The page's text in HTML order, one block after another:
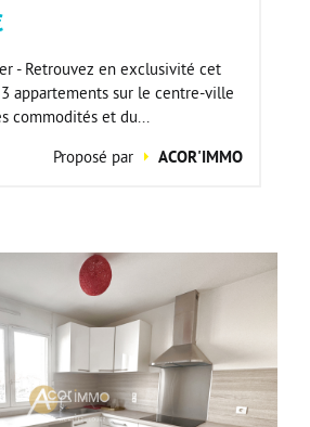
- Retrouvez en exclusivité cet
appartements sur le centre-ville
commodités et du...
Proposé par
ACOR'IMMO